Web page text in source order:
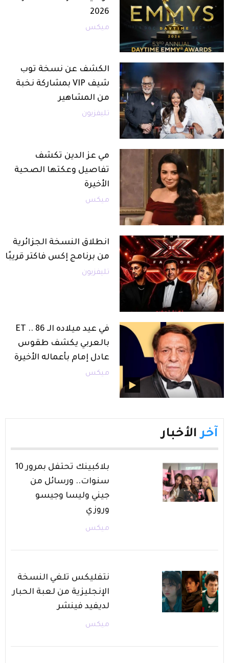
2026
ميكس
الكشف عن نسخة توب
شيف VIP بمشاركة نخبة
من المشاهير
تليفزيون
مي عز الدين تكشف
تفاصيل وعكتها الصحية
الأخيرة
ميكس
انطلاق النسخة الجزائرية
من برنامج إكس فاكتر قريبًا
تليفزيون
في عيد ميلاده الـ 86 .. ET
بالعربي يكشف طقوس
عادل إمام بأعماله الأخيرة
ميكس
آخر الأخبار
بلاكبينك تحتفل بمرور 10
سنوات.. ورسائل من
جيني وليسا وجيسو
وروزي
ميكس
نتفليكس تلغي النسخة
الإنجليزية من لعبة الحبار
لديفيد فينشر
ميكس